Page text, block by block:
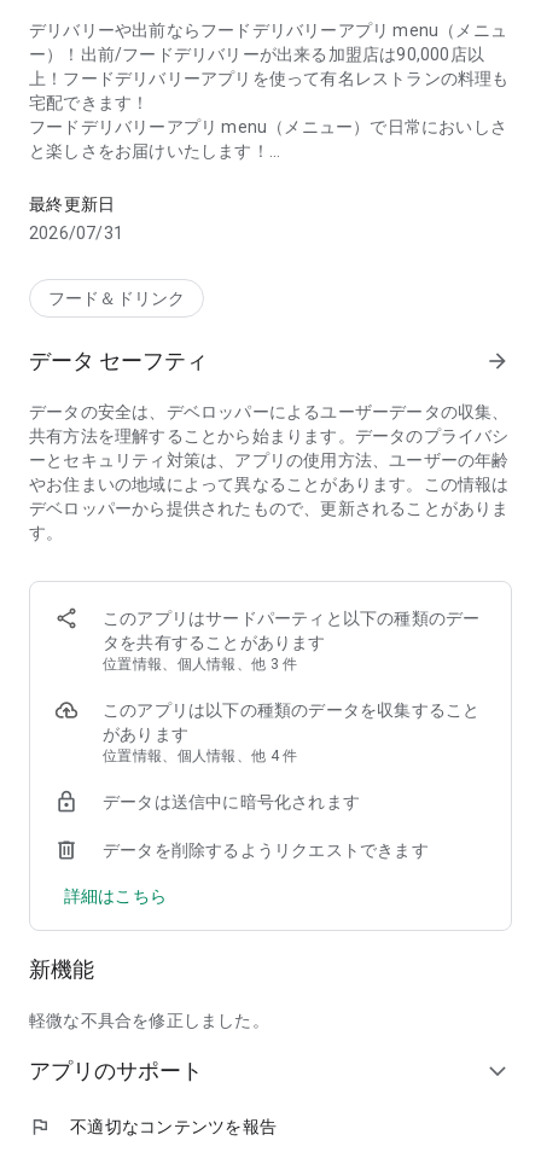
デリバリーや出前ならフードデリバリーアプリ menu（メニュ
ー）！出前/フードデリバリーが出来る加盟店は90,000店以
上！フードデリバリーアプリを使って有名レストランの料理も
宅配できます！
フードデリバリーアプリ menu（メニュー）で日常においしさ
と楽しさをお届けいたします！
【こんな方におススメのフードデリバリーアプリ menu(メニ
ュー)】
探している
・家から出たくないのでお店の料理を宅配してほしい
・夜中に急にがっつりメニューが食べたくなるので出前で頼ん
・ホームパーティーをフードデリバリーで豪華にしたい
・ロケ弁や会議弁当を出前で注文したい
・仕事が忙しいのでフードデリバリーを使いたい
・行列店は好きだけど並ばずにテイクアウトしたい
・忙しい中でも美味しいものをフードデリバリーで楽しみたい
・人気店の料理、おいしいグルメを家でゆったりと楽しみたい
◆フードデリバリーアプリ menu（メニュー）が選ばれる3つ
の理由
①【お得なキャンペーン】初回クーポンのほか、店舗限定割
②【掲載店舗が豊富】馴染みのチェーン店から人気の行列店ま
で、加盟店舗は90,000店以上！
③【安心して注文できる】使いやすい＆わかりやすい操作画面
も安心！
◆ここだけの紹介！フードデリバリーアプリ menu（メニュ
◎人気商品割引などのキャンペーンを日々チェック！いつでも
お得に出前を注文しよう！
上のレストランを頼んじゃおう！
ゲット！
ーク中のランチもご家族とのディナーも毎日お得に美味しく楽
◎特別な日には、いつもは手を出せない高級店特集「至高の銘
店」をデリバリーで頼んで、自宅で最高の贅沢を味わおう！
最終更新日
2026/07/31
フード＆ドリンク
データ セーフティ arrow_forward
データの安全は、デベロッパーによるユーザーデータの収集、
共有方法を理解することから始まります。データのプライバシ
ーとセキュリティ対策は、アプリの使用方法、ユーザーの年齢
やお住まいの地域によって異なることがあります。この情報は
デベロッパーから提供されたもので、更新されることがありま
す。
このアプリはサードパーティと以下の種類のデー
タを共有することがあります
位置情報、個人情報、他 3 件
このアプリは以下の種類のデータを収集すること
があります
位置情報、個人情報、他 4 件
データは送信中に暗号化されます
データを削除するようリクエストできます
詳細はこちら
新機能
軽微な不具合を修正しました。
アプリのサポート expand_more
flag 不適切なコンテンツを報告